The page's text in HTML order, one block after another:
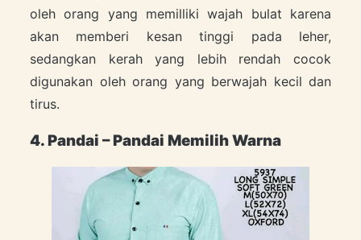
oleh orang yang memilliki wajah bulat karena
akan memberi kesan tinggi pada leher,
sedangkan kerah yang lebih rendah cocok
digunakan oleh orang yang berwajah kecil dan
tirus.
4. Pandai – Pandai Memilih Warna